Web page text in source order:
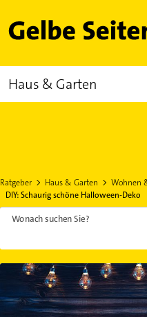
Gelbe Seiten
Haus & Garten
Ratgeber Haus & Garten Wohnen
DIY: Schaurig schöne Halloween-Deko
Wonach suchen Sie?